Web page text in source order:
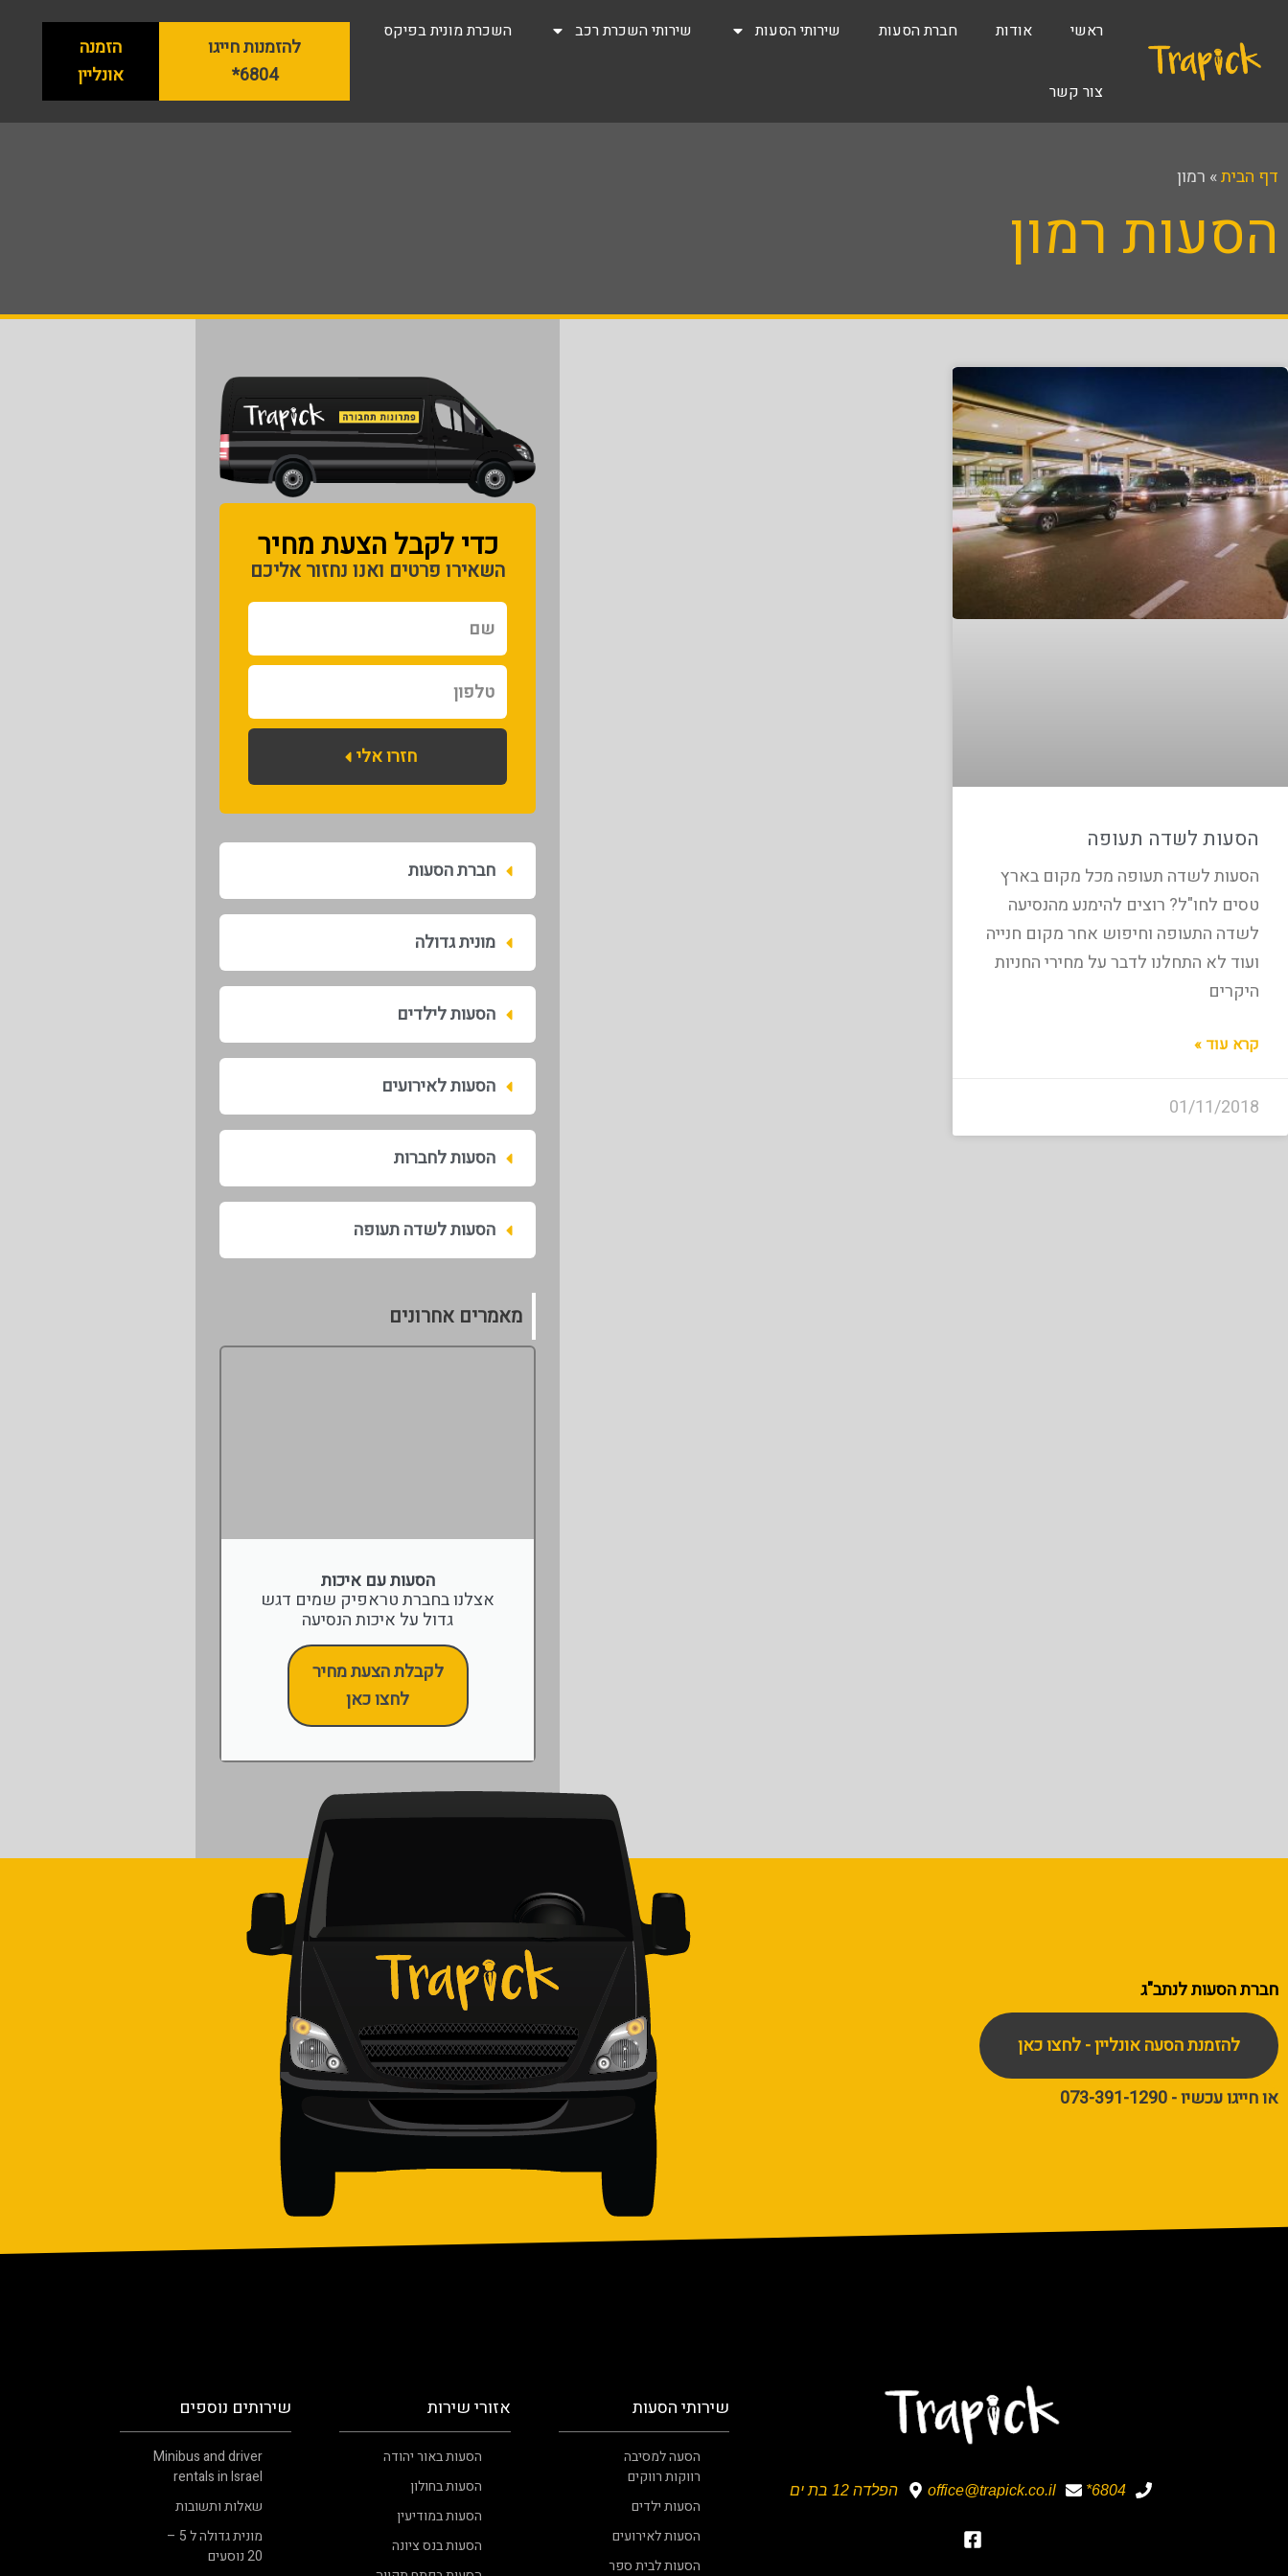
ראשי אודות חברת הסעות שירותי הסעות שירותי השכרת רכב השכרת מונית בפיקס
צור קשר
להזמנות חייגו
6804*
הזמנה
אונליין
דף הבית» רמון
הסעות רמון
הסעות לשדה תעופה
הסעות לשדה תעופה מכל מקום בארץ
טסים לחו"ל? רוצים להימנע מהנסיעה
לשדה התעופה וחיפוש אחר מקום חנייה
ועוד לא התחלנו לדבר על מחירי החניות
היקרים
קרא עוד »
01/11/2018
כדי לקבל הצעת מחיר​
השאירו פרטים ואנו נחזור אליכם
שם
טלפון
חזרו אלי
חברת הסעות
מונית גדולה
הסעות לילדים
הסעות לאירועים
הסעות לחברות
הסעות לשדה תעופה
מאמרים אחרונים
הסעות עם איכות
אצלנו בחברת טראפיק שמים דגש
גדול על איכות הנסיעה
לקבלת הצעת מחיר
לחצו כאן
חברת הסעותלנתב"ג
להזמנת הסעה אונליין - לחצו כאן
או חייגו עכשיו - 073-391-1290
6804*
office@trapick.co.il הפלדה 12 בת ים
שירותי הסעות
הסעה למסיבה
רווקות רווקים
הסעות ילדים
הסעות לאירועים
הסעות לבית ספר
אזורי שירות
הסעות באור יהודה
הסעות בחולון
הסעות במודיעין
הסעות בנס ציונה
שירותים נוספים
Minibus and driver
rentals in Israel
שאלות ותשובות
מונית גדולה ל 5 –
20 נוסעים